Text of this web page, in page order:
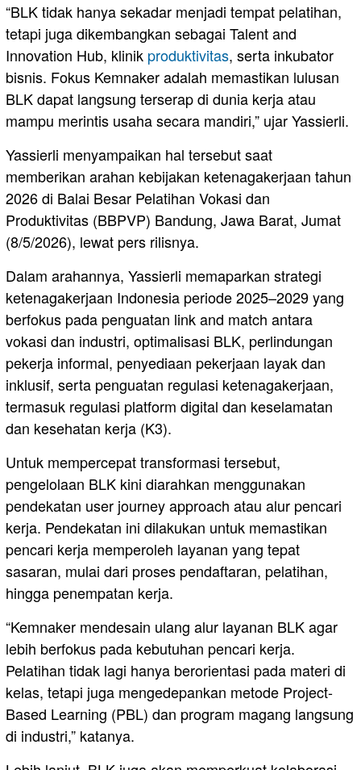
“BLK tidak hanya sekadar menjadi tempat pelatihan,
tetapi juga dikembangkan sebagai Talent and
Innovation Hub, klinik produktivitas, serta inkubator
bisnis. Fokus Kemnaker adalah memastikan lulusan
BLK dapat langsung terserap di dunia kerja atau
mampu merintis usaha secara mandiri,” ujar Yassierli.
Yassierli menyampaikan hal tersebut saat
memberikan arahan kebijakan ketenagakerjaan tahun
2026 di Balai Besar Pelatihan Vokasi dan
Produktivitas (BBPVP) Bandung, Jawa Barat, Jumat
(8/5/2026), lewat pers rilisnya.
Dalam arahannya, Yassierli memaparkan strategi
ketenagakerjaan Indonesia periode 2025–2029 yang
berfokus pada penguatan link and match antara
vokasi dan industri, optimalisasi BLK, perlindungan
pekerja informal, penyediaan pekerjaan layak dan
inklusif, serta penguatan regulasi ketenagakerjaan,
termasuk regulasi platform digital dan keselamatan
dan kesehatan kerja (K3).
Untuk mempercepat transformasi tersebut,
pengelolaan BLK kini diarahkan menggunakan
pendekatan user journey approach atau alur pencari
kerja. Pendekatan ini dilakukan untuk memastikan
pencari kerja memperoleh layanan yang tepat
sasaran, mulai dari proses pendaftaran, pelatihan,
hingga penempatan kerja.
“Kemnaker mendesain ulang alur layanan BLK agar
lebih berfokus pada kebutuhan pencari kerja.
Pelatihan tidak lagi hanya berorientasi pada materi di
kelas, tetapi juga mengedepankan metode Project-
Based Learning (PBL) dan program magang langsung
di industri,” katanya.